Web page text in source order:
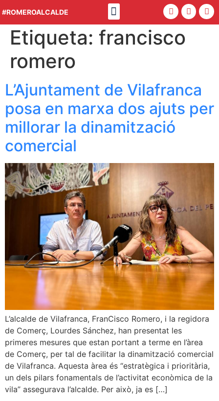
#ROMEROALCALDE
Etiqueta: francisco
romero
L’Ajuntament de Vilafranca
posa en marxa dos ajuts per
millorar la dinamització
comercial
L’alcalde de Vilafranca, FranCisco Romero, i la regidora
de Comerç, Lourdes Sánchez, han presentat les
primeres mesures que estan portant a terme en l’àrea
de Comerç, per tal de facilitar la dinamització comercial
de Vilafranca. Aquesta àrea és “estratègica i prioritària,
un dels pilars fonamentals de l’activitat econòmica de la
vila” assegurava l’alcalde. Per això, ja es […]